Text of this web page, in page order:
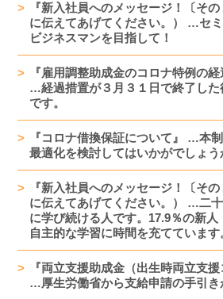
『新入社員へのメッセージ！〔そ
に伝えてあげてください。） …セ
ビジネスマンを目指して！
『雇用調整助成金のコロナ特例の経
…経過措置が３月３１日で終了した
です。
『コロナ借換保証について』 …本
最適化を検討してはいかがでしょう
『新入社員へのメッセージ！〔そ
に伝えてあげてください。） …二
に学び続ける人です。17.9％の新
自主的な学習に時間を充てています
『両立支援助成金（出生時両立支援
…厚生労働省から支給申請の手引き